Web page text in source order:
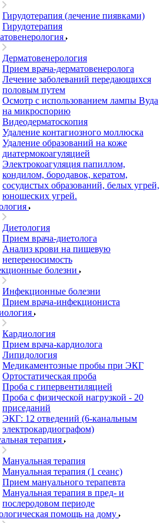
Гирудотерапия (лечение пиявками)
Гирудотерапия
Дерматовенерология
Прием врача-дерматовенеролога
Лечение заболеваний передающихся
половым путем
Осмотр с использованием лампы Вуда
на микроспорию
Видеодерматоскопия
Удаление контагиозного моллюска
Удаление образований на коже
диатермокоагуляцией
Электрокоагуляция папиллом,
кондилом, бородавок, кератом,
сосудистых образований, белых угрей,
юношеских угрей.
Диетология
Прием врача-диетолога
Анализ крови на пищевую
непереносимость
болезни
Инфекционные болезни
Прием врача-инфекциониста
Кардиология
Прием врача-кардиолога
Липидология
Медикаментозные пробы при ЭКГ
Ортостатическая проба
Проба с гипервентиляцией
Проба с физической нагрузкой - 20
приседаний
ЭКГ: 12 отведений (6-канальным
электрокардиографом)
терапия
Мануальная терапия
Мануальная терапия (1 сеанс)
Прием мануального терапевта
Мануальная терапия в пред- и
послеродовом периоде
помощь на дому